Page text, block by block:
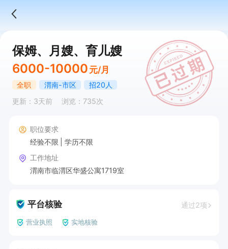
保姆、月嫂、育儿嫂
6000-10000 元/月
全职 渭南-市区
招20人
更新：3天前
浏览：735次
职位要求
经验不限
学历不限
工作地址
渭南市临渭区华盛公寓1719室
平台核验 通过2项
营业执照 实地核验